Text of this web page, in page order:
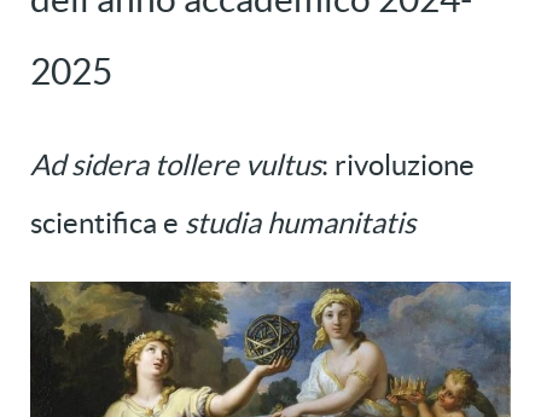
2025
Ad sidera tollere vultus: rivoluzione
scientifica e studia humanitatis